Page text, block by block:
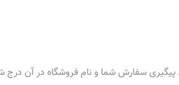
پیگیری سفارش شما و نام فروشگاه در آن